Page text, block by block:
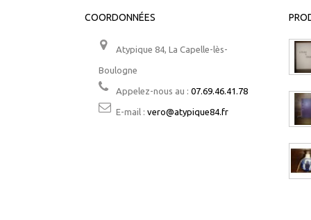
COORDONNÉES
Atypique 84, La Capelle-lès-
Boulogne
Appelez-nous au : 07.69.46.41.78
E-mail : vero@atypique84.fr